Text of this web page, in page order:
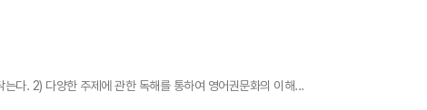
다. 2) 다양한 주제에 관한 독해를 통하여 영어권문화의 이해...